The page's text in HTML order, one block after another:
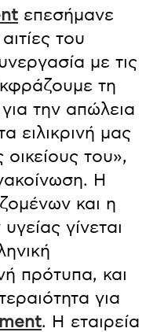
επεσήμανε
του
με τις
τη
την απώλεια
ειλικρινή μας
του»,
Η
και η
γίνεται
πρότυπα, και
για
. Η εταιρεία